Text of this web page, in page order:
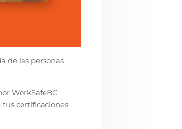
de las personas
WorkSafeBC
certificaciones